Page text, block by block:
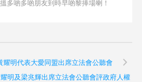
多啲多啲朋友到時早啲黎捧場喇！
耀明代表大愛同盟出席立法會公聽會
明及梁兆輝出席立法會公聽會評政府人權